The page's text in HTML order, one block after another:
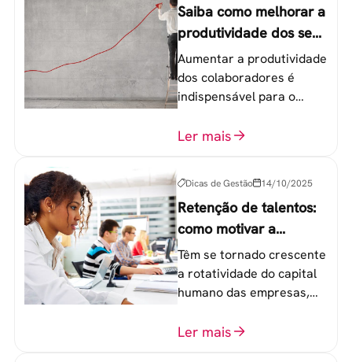
Saiba como melhorar a
produtividade dos seus
colaboradores
Aumentar a produtividade
dos colaboradores é
indispensável para o
equipe de trabalho. 6
Ler mais
Dicas de Gestão 14/10/2025
Retenção de talentos:
como motivar a
geração Y nas
empresas?
Têm se tornado crescente
a rotatividade do capital
humano das empresas,
colaboradores na faixa de
Ler mais